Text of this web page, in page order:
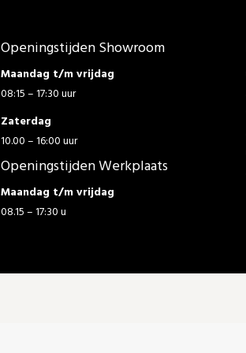
Openingstijden Showroom
Maandag t/m vrijdag
08:15 – 17:30 uur
Zaterdag
10.00 – 16:00 uur
Openingstijden Werkplaats
Maandag t/m vrijdag
08.15 – 17:30 u